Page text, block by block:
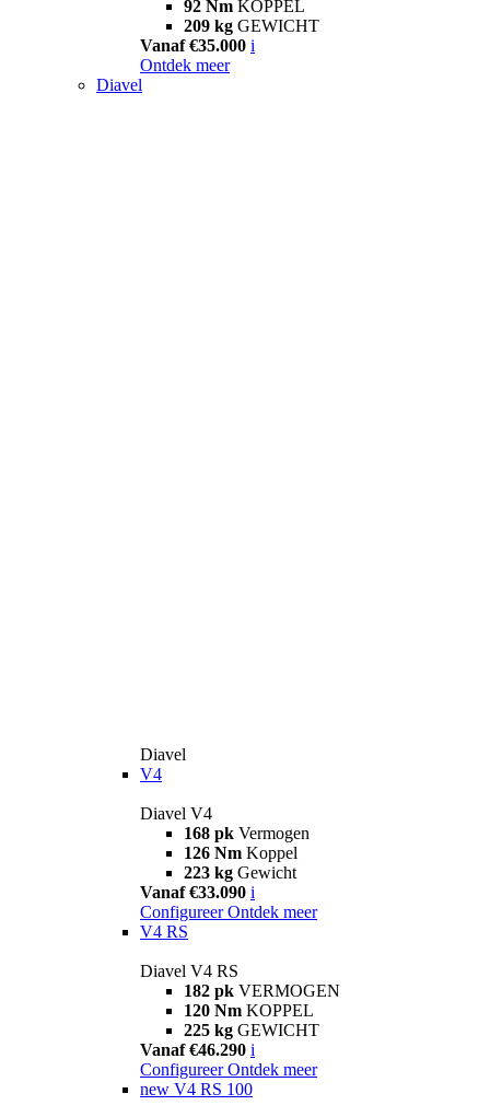
92 Nm KOPPEL
209 kg GEWICHT
Vanaf €35.000 i
Ontdek meer
Diavel
Diavel
V4
Diavel V4
168 pk Vermogen
126 Nm Koppel
223 kg Gewicht
Vanaf €33.090 i
Configureer Ontdek meer
V4 RS
Diavel V4 RS
182 pk VERMOGEN
120 Nm KOPPEL
225 kg GEWICHT
Vanaf €46.290 i
Configureer Ontdek meer
new V4 RS 100